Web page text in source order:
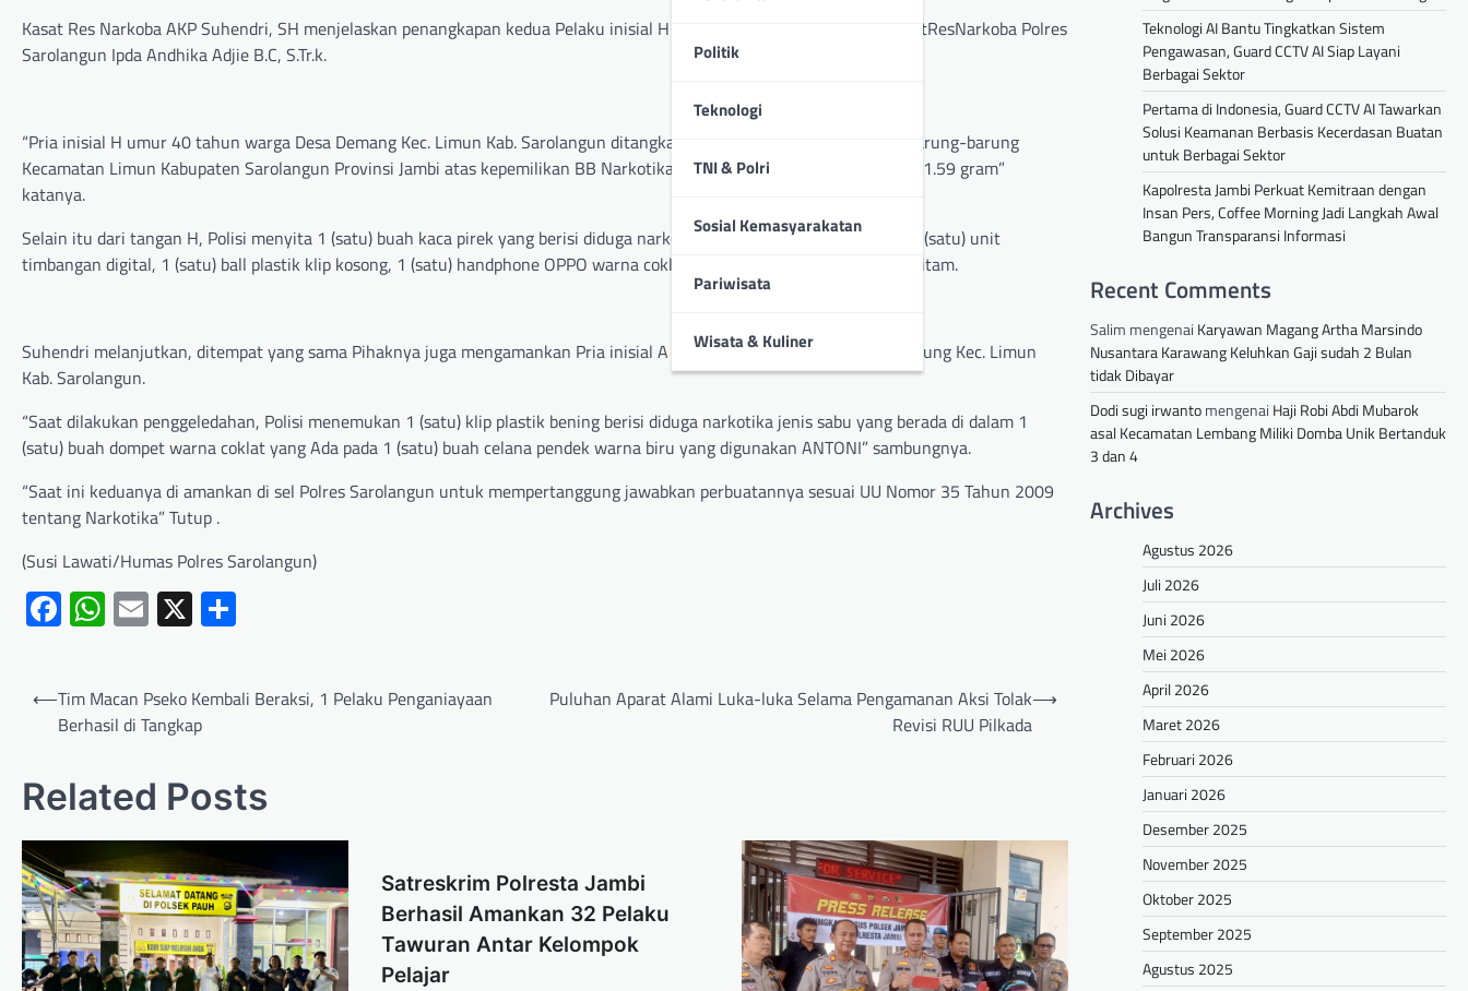
Politik
Teknologi
TNI & Polri
Sosial Kemasyarakatan
Pariwisata
Wisata & Kuliner
Kasat Res Narkoba AKP Suhendri, SH menjelaskan penangkapan kedua Pelaku inisial H dan A yang dipimpin oleh KBO SatResNarkoba Polres
Sarolangun Ipda Andhika Adjie B.C, S.Tr.k.
“Pria inisial H umur 40 tahun warga Desa Demang Kec. Limun Kab. Sarolangun ditangkap di MES yang beralamat Desa Barung-barung
Kecamatan Limun Kabupaten Sarolangun Provinsi Jambi atas kepemilikan BB Narkotika jenis Sabu Berat Bruto BB Sabu: 1.59 gram”
katanya.
Selain itu dari tangan H, Polisi menyita 1 (satu) buah kaca pirek yang berisi diduga narkotika jenis narkotika jenis sabu, 1 (satu) unit
timbangan digital, 1 (satu) ball plastik klip kosong, 1 (satu) handphone OPPO warna coklat, 1 (satu) tas slempang warna hitam.
Suhendri melanjutkan, ditempat yang sama Pihaknya juga mengamankan Pria inisial A umur 34 Tahun, Desa Barung-barung Kec. Limun
Kab. Sarolangun.
“Saat dilakukan penggeledahan, Polisi menemukan 1 (satu) klip plastik bening berisi diduga narkotika jenis sabu yang berada di dalam 1
(satu) buah dompet warna coklat yang Ada pada 1 (satu) buah celana pendek warna biru yang digunakan ANTONI” sambungnya.
“Saat ini keduanya di amankan di sel Polres Sarolangun untuk mempertanggung jawabkan perbuatannya sesuai UU Nomor 35 Tahun 2009
tentang Narkotika” Tutup .
(Susi Lawati/Humas Polres Sarolangun)
Facebook
WhatsApp
Email
X
⟵Tim Macan Pseko Kembali Beraksi, 1 Pelaku Penganiayaan
Berhasil di Tangkap
Puluhan Aparat Alami Luka-luka Selama Pengamanan Aksi Tolak
Revisi RUU Pilkada
⟶
Related Posts
Satreskrim Polresta Jambi
Berhasil Amankan 32 Pelaku
Tawuran Antar Kelompok
Pelajar
Teknologi AI Bantu Tingkatkan Sistem
Pengawasan, Guard CCTV AI Siap Layani
Berbagai Sektor
Pertama di Indonesia, Guard CCTV AI Tawarkan
Solusi Keamanan Berbasis Kecerdasan Buatan
untuk Berbagai Sektor
Kapolresta Jambi Perkuat Kemitraan dengan
Insan Pers, Coffee Morning Jadi Langkah Awal
Bangun Transparansi Informasi
Recent Comments
Salim mengenai Karyawan Magang Artha Marsindo
Nusantara Karawang Keluhkan Gaji sudah 2 Bulan
tidak Dibayar
Dodi sugi irwantomengenai Haji Robi Abdi Mubarok
asal Kecamatan Lembang Miliki Domba Unik Bertanduk
3 dan 4
Archives
Agustus 2026
Juli 2026
Juni 2026
Mei 2026
April 2026
Maret 2026
Februari 2026
Januari 2026
Desember 2025
November 2025
Oktober 2025
September 2025
Agustus 2025